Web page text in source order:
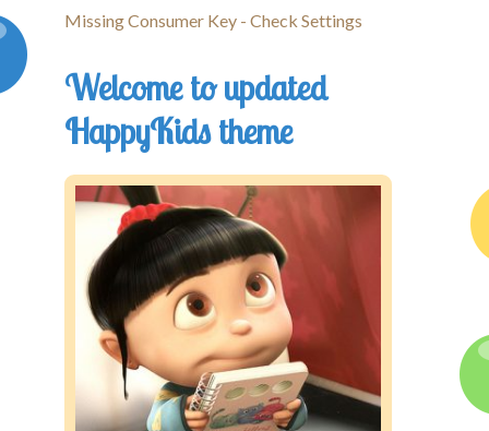
Pages
Missing Consumer Key - Check Settings
Welcome to updated
HappyKids theme